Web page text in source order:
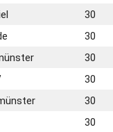
30
30
30
30
30
30